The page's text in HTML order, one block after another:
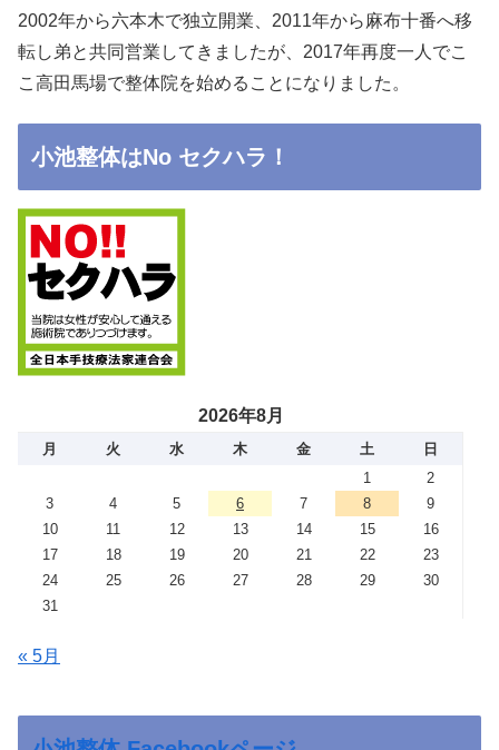
2002年から六本木で独立開業、2011年から麻布十番へ移
転し弟と共同営業してきましたが、2017年再度一人でこ
こ高田馬場で整体院を始めることになりました。
小池整体はNo セクハラ！
2026年8月
月 火 水 木 金 土
日
1
2
3
4 5 6 7 8
9
10
11 12 13 14 15
16
17
18 19 20 21 22
23
24
25 26 27 28 29
30
31
« 5月